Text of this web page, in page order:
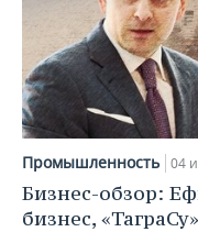
Промышленность 04
Бизнес-обзор:
бизнес,